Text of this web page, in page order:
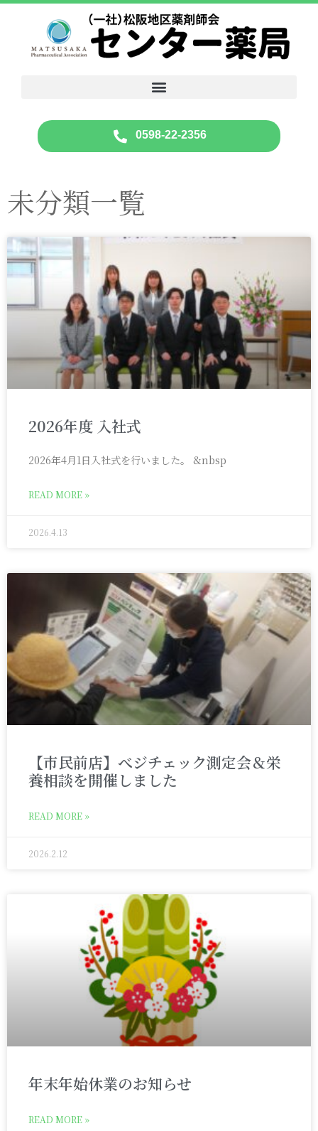
0598-22-2356
未分類一覧
2026年度 入社式
2026年4月1日入社式を行いました。 &nbsp
READ MORE »
2026.4.13
【市民前店】べジチェック測定会＆栄
養相談を開催しました
READ MORE »
2026.2.12
年末年始休業のお知らせ
READ MORE »